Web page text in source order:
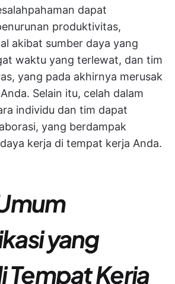
dapat
produktivitas,
akibat sumber daya yang
waktu yang terlewat, dan tim
yang pada akhirnya merusak
Selain itu, celah dalam
individu dan tim dapat
yang berdampak
kerja di tempat kerja Anda.
yang
Tempat Kerja